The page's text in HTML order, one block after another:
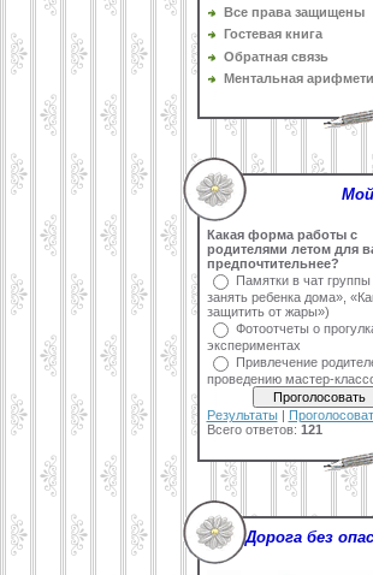
Все права защищены
Гостевая книга
Обратная связь
Ментальная
Какая форма работы с
родителями летом для
предпочтительнее?
Памятки в чат
занять ребенка дома»,
защитить от жары»)
Фотоотчеты о
экспериментах
Привлечение
проведению мастер-
Результаты|
Всего ответов: 121
Дорога без